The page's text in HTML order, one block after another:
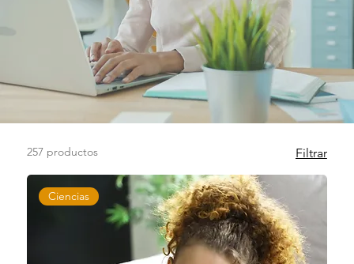
257 productos Filtrar
Ciencias